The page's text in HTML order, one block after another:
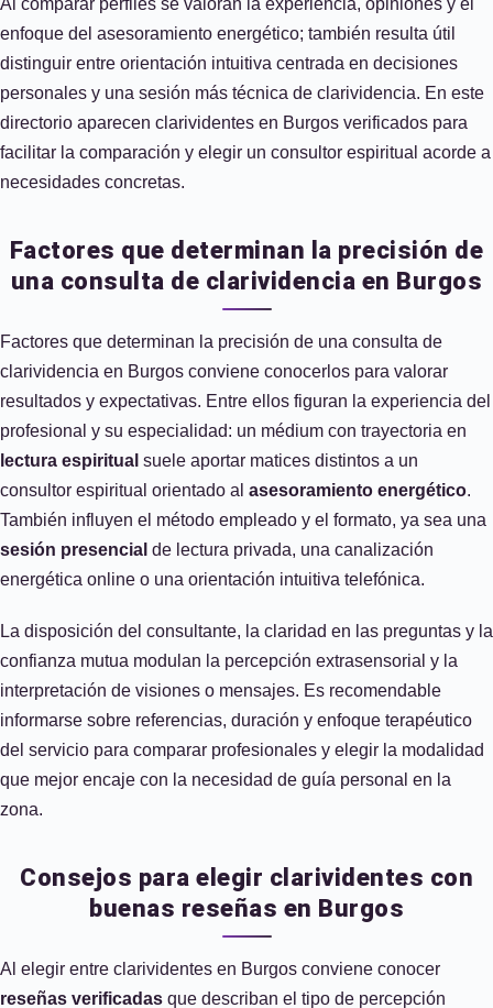
Al comparar perfiles se valoran la experiencia, opiniones y el
enfoque del asesoramiento energético; también resulta útil
distinguir entre orientación intuitiva centrada en decisiones
personales y una sesión más técnica de clarividencia. En este
directorio aparecen clarividentes en Burgos verificados para
facilitar la comparación y elegir un consultor espiritual acorde a
necesidades concretas.
Factores que determinan la precisión de
una consulta de clarividencia en Burgos
Factores que determinan la precisión de una consulta de
clarividencia en Burgos conviene conocerlos para valorar
resultados y expectativas. Entre ellos figuran la experiencia del
profesional y su especialidad: un médium con trayectoria en
lectura espiritual suele aportar matices distintos a un
consultor espiritual orientado al asesoramiento energético.
También influyen el método empleado y el formato, ya sea una
sesión presencial de lectura privada, una canalización
energética online o una orientación intuitiva telefónica.
La disposición del consultante, la claridad en las preguntas y la
confianza mutua modulan la percepción extrasensorial y la
interpretación de visiones o mensajes. Es recomendable
informarse sobre referencias, duración y enfoque terapéutico
del servicio para comparar profesionales y elegir la modalidad
que mejor encaje con la necesidad de guía personal en la
zona.
Consejos para elegir clarividentes con
buenas reseñas en Burgos
Al elegir entre clarividentes en Burgos conviene conocer
reseñas verificadas que describan el tipo de percepción